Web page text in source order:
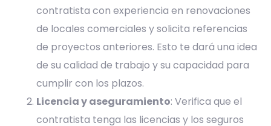
contratista con experiencia en renovaciones
de locales comerciales y solicita referencias
de proyectos anteriores. Esto te dará una idea
de su calidad de trabajo y su capacidad para
cumplir con los plazos.
Licencia y aseguramiento: Verifica que el
contratista tenga las licencias y los seguros